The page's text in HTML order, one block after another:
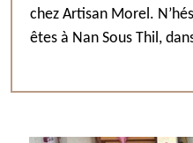
chez Artisan Morel.
êtes à Nan Sous Thil,